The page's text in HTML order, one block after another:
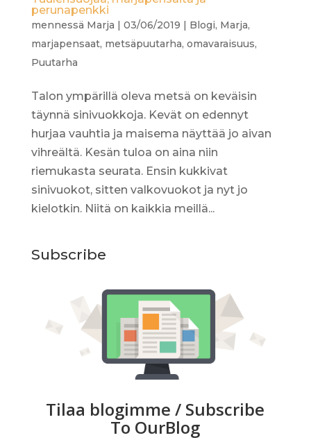
perunapenkki
mennessä Marja | 03/06/2019 | Blogi, Marja,
marjapensaat, metsäpuutarha, omavaraisuus,
Puutarha
Talon ympärillä oleva metsä on keväisin
täynnä sinivuokkoja. Kevät on edennyt
hurjaa vauhtia ja maisema näyttää jo aivan
vihreältä. Kesän tuloa on aina niin
riemukasta seurata. Ensin kukkivat
sinivuokot, sitten valkovuokot ja nyt jo
kielotkin. Niitä on kaikkia meillä...
Subscribe
Tilaa blogimme / Subscribe
To OurBlog